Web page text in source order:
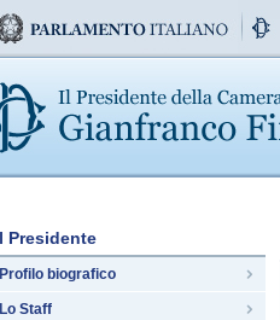
Il Presidente
Profilo biografico
Lo Staff